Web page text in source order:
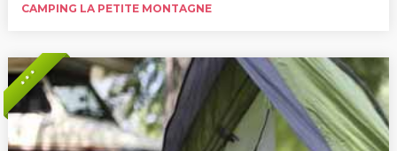
CAMPING LA PETITE MONTAGNE
* * *